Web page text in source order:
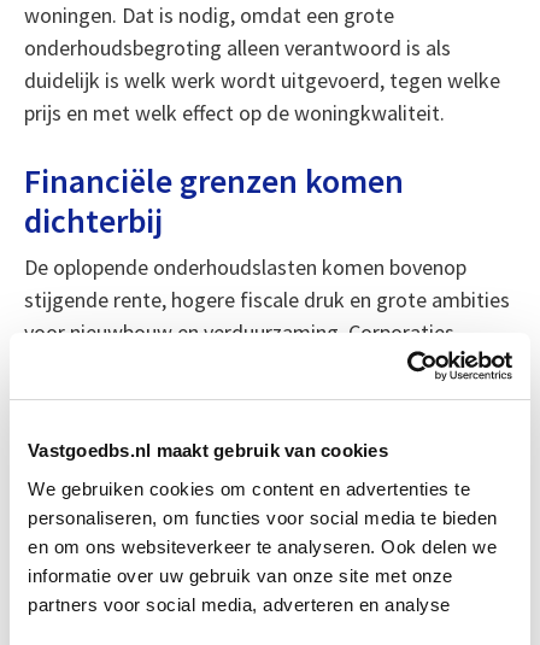
Vastgoedbs.nl maakt gebruik van cookies
We gebruiken cookies om content en advertenties te
personaliseren, om functies voor social media te bieden
en om ons websiteverkeer te analyseren. Ook delen we
informatie over uw gebruik van onze site met onze
partners voor social media, adverteren en analyse
woningen. Dat is nodig, omdat een grote
onderhoudsbegroting alleen verantwoord is als
duidelijk is welk werk wordt uitgevoerd, tegen welke
prijs en met welk effect op de woningkwaliteit.
Financiële grenzen komen
dichterbij
De oplopende onderhoudslasten komen bovenop
stijgende rente, hogere fiscale druk en grote ambities
voor nieuwbouw en verduurzaming. Corporaties
moeten de komende jaren meer lenen om hun
opgaven te kunnen uitvoeren, terwijl hun
Daardoor neemt de spanning in het verdienmodel toe.
Een belangrijke graadmeter is de interest coverage
ratio, de verhouding tussen netto huurinkomsten en
rentelasten. Als die ratio te laag wordt, kunnen